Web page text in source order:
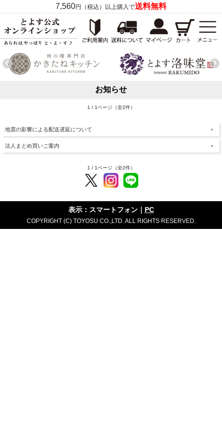
7,560円（税込）以上購入で送料無料
お知らせ
1 / 1ページ（全2件）
地震の影響による配送遅延について
法人まとめ買いご案内
1 / 1ページ（全2件）
表示：スマートフォン｜ PC
COPYRIGHT (C) TOYOSU CO.,LTD. ALL RIGHTS RESERVED.